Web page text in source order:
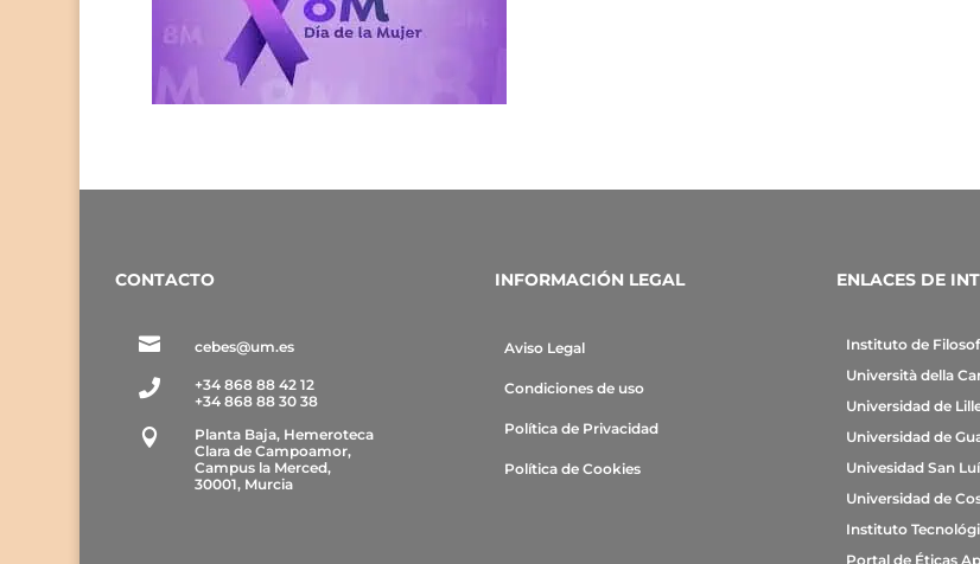
CONTACTO
 cebes@um.es

+34 868 88 42 12
+34 868 88 30 38

Planta Baja, Hemeroteca
Clara de Campoamor,
Campus la Merced,
30001, Murcia
INFORMACIÓN LEGAL
Aviso Legal
Condiciones de uso
Política de Privacidad
Política de Cookies
ENLACES DE
Instituto de
Università della
Universidad de
Universidad de
Univesidad San
Universidad de
Instituto
Portal de Éticas